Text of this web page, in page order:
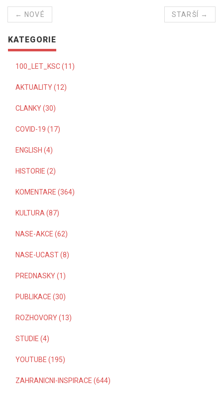
← NOVÉ STARŠÍ →
KATEGORIE
100_LET_KSC (11)
AKTUALITY (12)
CLANKY (30)
COVID-19 (17)
ENGLISH (4)
HISTORIE (2)
KOMENTARE (364)
KULTURA (87)
NASE-AKCE (62)
NASE-UCAST (8)
PREDNASKY (1)
PUBLIKACE (30)
ROZHOVORY (13)
STUDIE (4)
YOUTUBE (195)
ZAHRANICNI-INSPIRACE (644)